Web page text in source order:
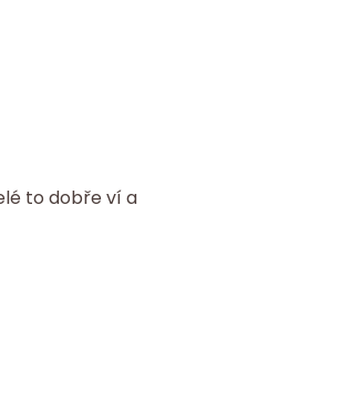
to dobře ví a